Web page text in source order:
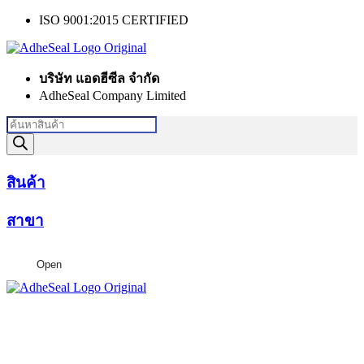
Skip
content
ISO 9001:2015 CERTIFIED
บริษัท แอดฮีซีล จำกัด
AdheSeal Company Limited
Products
search
สินค้า
สาขา
Open